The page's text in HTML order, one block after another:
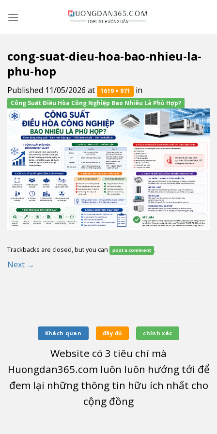
cong-suat-dieu-hoa-bao-nhieu-la-
phu-hop
Published 11/05/2026 at 1619 × 971 in
Công Suất Điều Hòa Công Nghiệp Bao Nhiêu Là Phù Hợp?
Trackbacks are closed, but you can post a comment .
Next →
Khách quan đầy đủ chính xác
Website có 3 tiêu chí mà
Huongdan365.com luôn luôn hướng tới để
đem lại những thông tin hữu ích nhất cho
cộng đồng